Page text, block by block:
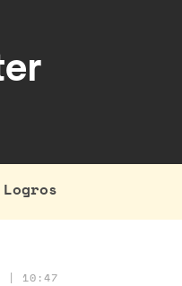
Logros
| 10:47